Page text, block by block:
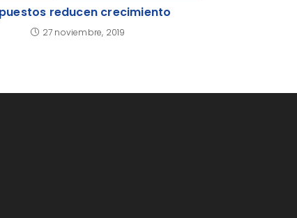
reducen crecimiento
27 noviembre, 2019